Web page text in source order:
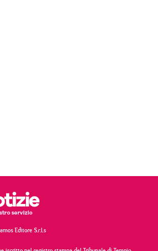
Editore S.r.l.s